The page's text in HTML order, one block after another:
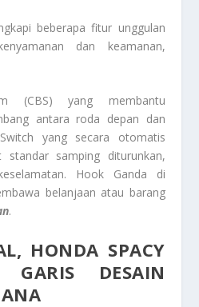
beberapa fitur unggulan
dan keamanan,
(CBS) yang membantu
antara roda depan dan
yang secara otomatis
samping diturunkan,
Hook Ganda di
belanjaan atau barang
.
HONDA SPACY
GARIS DESAIN